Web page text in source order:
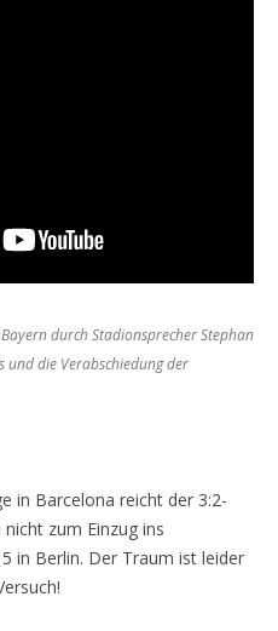
durch Stadionsprecher Stephan
und die Verabschiedung der
in Barcelona reicht der 3:2-
zum Einzug ins
in Berlin. Der Traum ist leider